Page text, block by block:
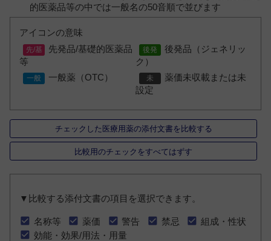
的医薬品等の中では一般名の50音順で並びます
アイコンの意味
先発品/基礎的医薬品
等
後発品（ジェネリッ
ク）
一般薬（OTC）
薬価未収載または未
設定
チェックした医療用薬の添付文書を比較する
比較用のチェックをすべてはずす
▼比較する添付文書の項目を選択できます。
名称等 薬価 警告 禁忌
組成・性状
効能・効果/用法・用量